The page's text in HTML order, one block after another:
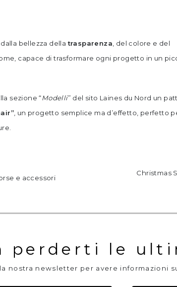
bellezza dellatrasparenza , del colore e del
capace di trasformare ogni progetto in un
sezione “Modelli” del sito Laines du Nord un
, un progetto semplice ma d’effetto, perfetto
e accessori
Christmas
perderti le
nostra newsletter per avere informazioni